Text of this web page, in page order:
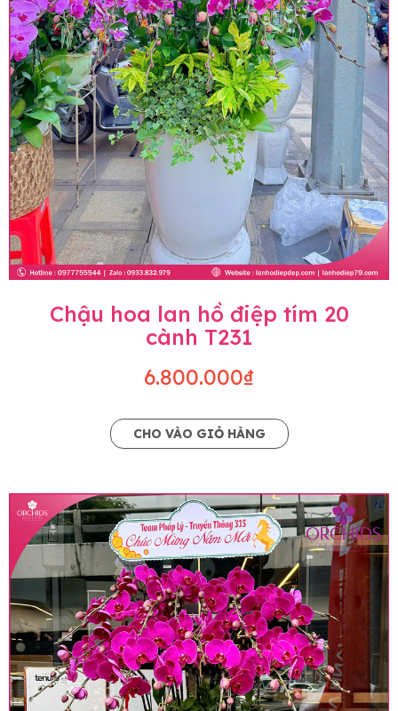
Chậu hoa lan hồ điệp tím 20
cành T231
6.800.000₫
CHO VÀO GIỎ HÀNG